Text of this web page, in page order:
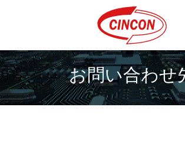
お問い合わせ